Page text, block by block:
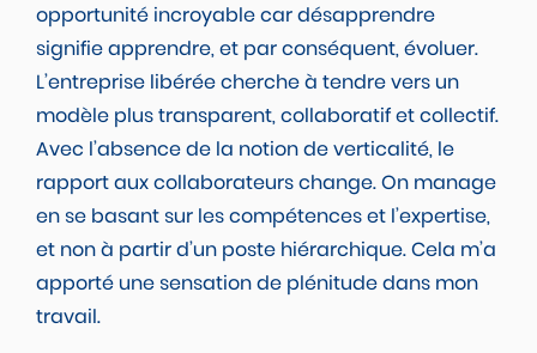
opportunité incroyable car désapprendre
signifie apprendre, et par conséquent, évoluer.
L’entreprise libérée cherche à tendre vers un
modèle plus transparent, collaboratif et collectif.
Avec l’absence de la notion de verticalité, le
rapport aux collaborateurs change. On manage
en se basant sur les compétences et l’expertise,
et non à partir d’un poste hiérarchique. Cela m’a
apporté une sensation de plénitude dans mon
travail.